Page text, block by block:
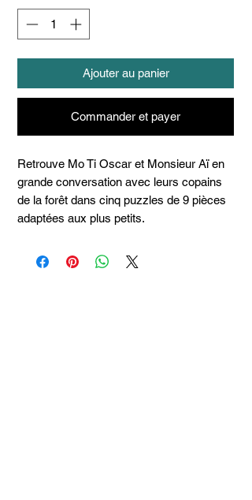
Ajouter au panier
Commander et payer
Retrouve Mo Ti Oscar et Monsieur Aï en
grande conversation avec leurs copains
de la forêt dans cinq puzzles de 9 pièces
adaptées aux plus petits.